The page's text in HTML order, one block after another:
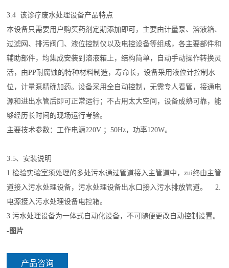
3.4 该诊疗废水处理设备产品特点
本设备只需要用户购买药剂定期添加即可，主要由计量泵、溶液箱、
过滤网、排污阀门、液位控制仪以及电控设备等组成，各主要部件和
辅助部件，均集成安装到溶液箱上，结构简单，自动手动操作转换灵
活，由PP耐腐蚀的特种材料制造，寿命长，设备采用液位计控制水
位，计量泵精确加药。设备采用全自动控制，无需专人看管，接通电
源和进出水管后即可正常运行；不占用太大空间，设备成熟可靠，能
够经历长时间的现场运行考验。
主要技术参数：工作电源220V ；50Hz，功率120W。
3.5、安装说明
1.检验实验室须处理的多处污水通过管道接入主管道中，zui终由主管
道接入污水处理设备，污水处理设备出水口接入污水排放管道。 2.
电源接入污水处理设备电控箱。
3.污水处理设备为一体式自动化设备，不可随便更改自动控制设置。
-图片
产品咨询